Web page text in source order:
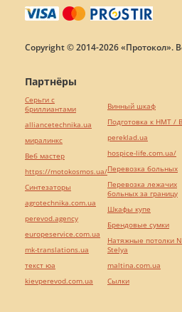
Copyright © 2014-2026 «Протокол».
Партнёры
Серьги с
бриллиантами
alliancetechnika.ua
миралинкс
Веб мастер
https://motokosmos.ua/
Синтезаторы
agrotechnika.com.ua
perevod.agency
europeservice.com.ua
mk-translations.ua
текст юа
kievperevod.com.ua
Винный шкаф
Подготовка к НМТ /
pereklad.ua
hospice-life.com.ua/
Перевозка больных
Перевозка лежачих
больных за границу
Шкафы купе
Брендовые сумки
Натяжные потолки
Stelya
maltina.com.ua
Cылки